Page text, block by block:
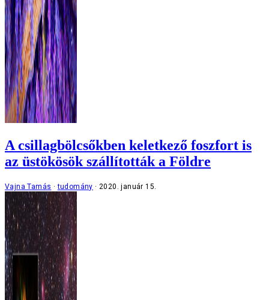
A csillagbölcsőkben keletkező foszfort is
az üstökösök szállították a Földre
Vajna Tamás tudomány 2020. január 15.